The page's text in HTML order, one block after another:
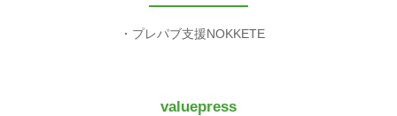
プレパブ支援NOKKETE
valuepress